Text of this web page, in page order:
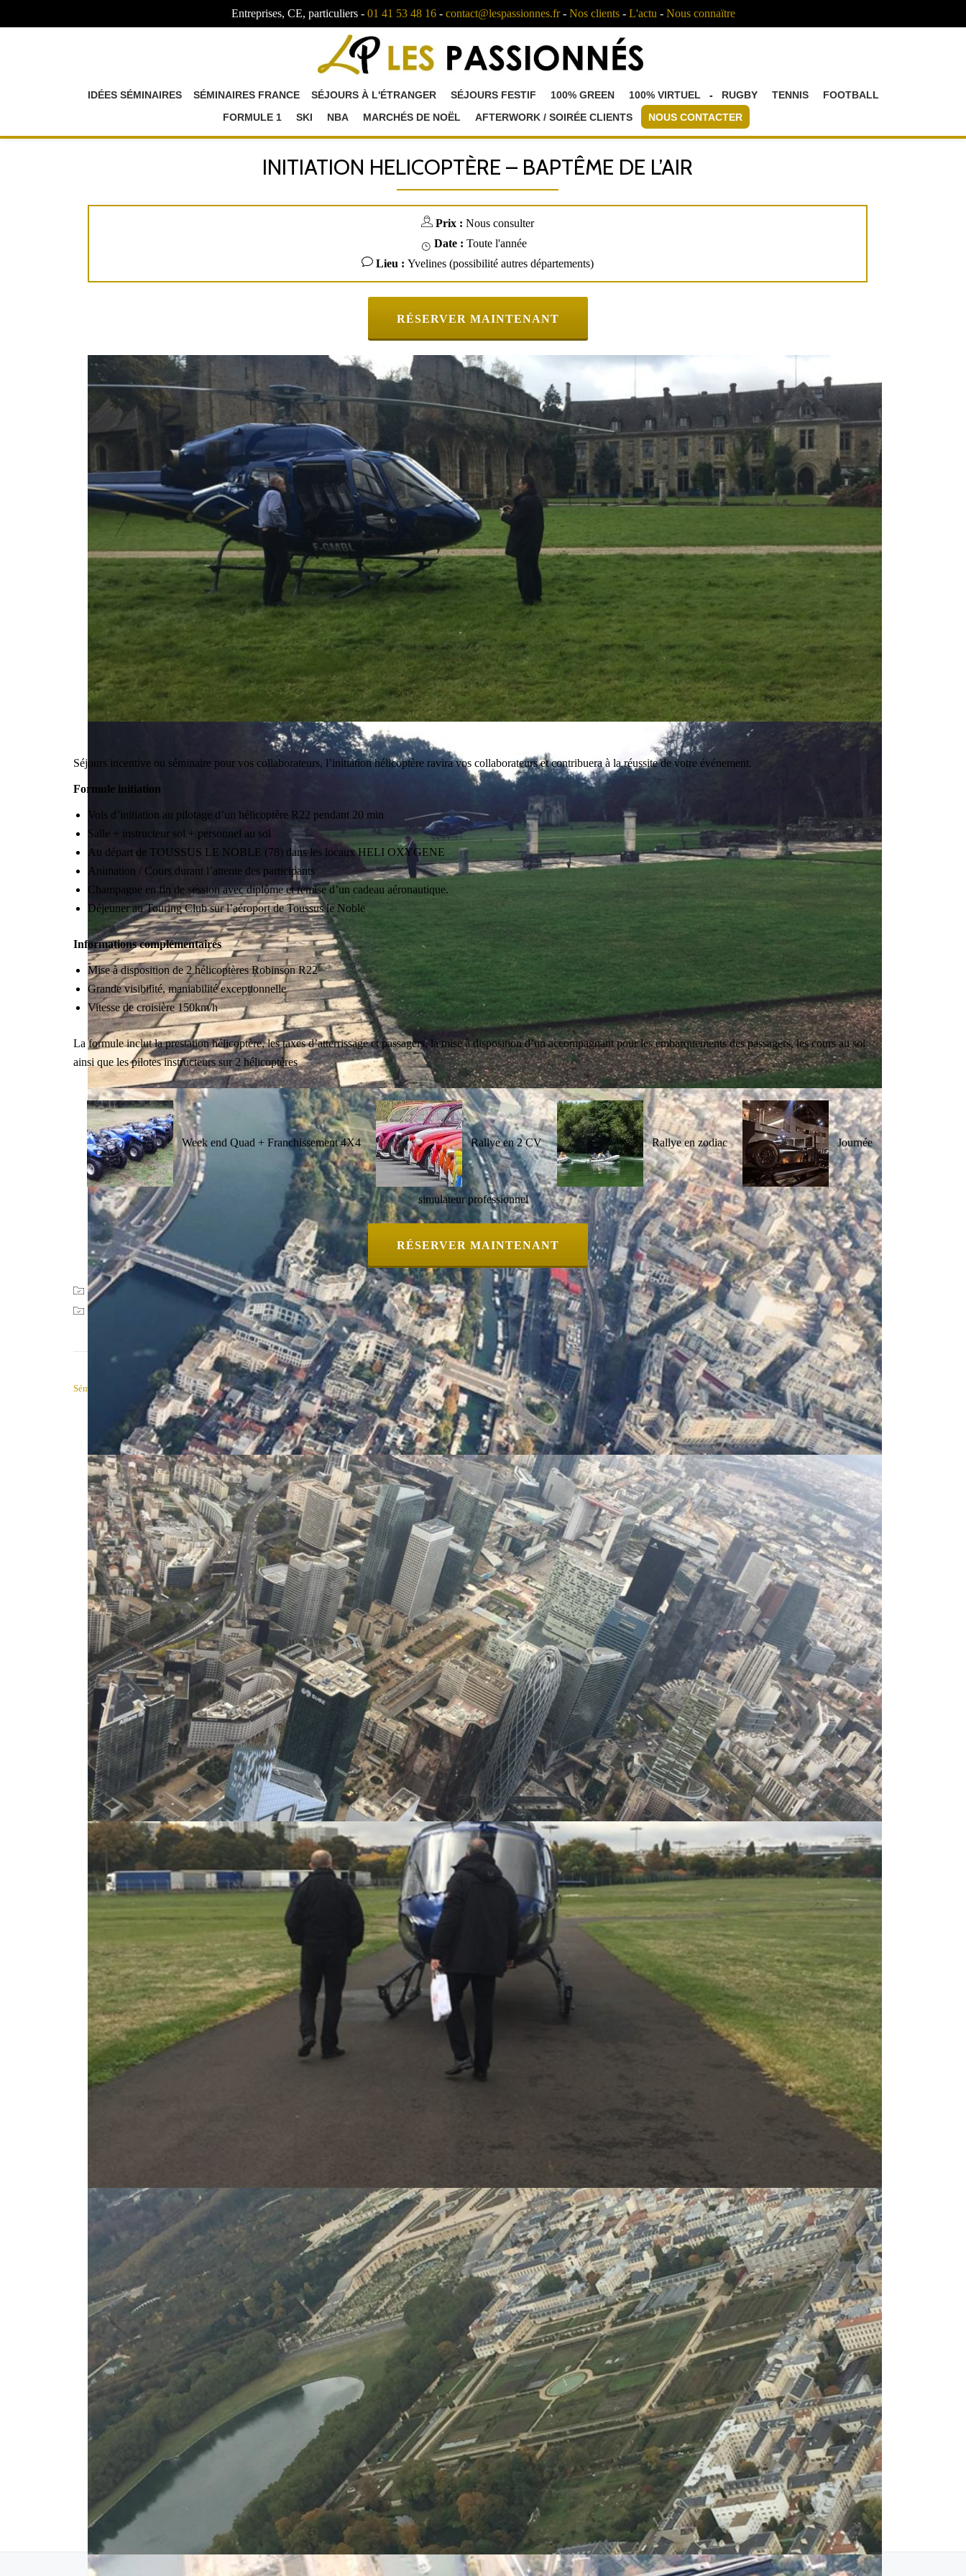
Entreprises, CE, particuliers - 01 41 53 48 16- contact@lespassionnes.fr- Nos clients- L'actu - Nous connaïtre
IDÉES SÉMINAIRES SÉMINAIRES FRANCE SÉJOURS À L'ÉTRANGER SÉJOURS FESTIF 100% GREEN 100% VIRTUEL - RUGBY TENNIS
FOOTBALL
FORMULE 1
SKI NBA MARCHÉS DE NOËL AFTERWORK / SOIRÉE CLIENTS NOUS CONTACTER
INITIATION HELICOPTÈRE – BAPTÊME DE L’AIR
Prix : Nous consulter
Date : Toute l'année
Lieu : Yvelines (possibilité autres départements)
RÉSERVER MAINTENANT
Séjours incentive ou séminaire pour vos collaborateurs, l’initiation hélicoptère ravira vos collaborateurs et contribuera à la réussite de votre événement.
Formule initiation
Vols d’initiation au pilotage d’un hélicoptère R22 pendant 20 min
Salle + instructeur sol + personnel au sol
Au départ de TOUSSUS LE NOBLE (78) dans les locaux HELI OXYGENE
Animation / Cours durant l’attente des participants
Champagne en fin de session avec diplôme et remise d’un cadeau aéronautique.
Déjeuner au Touring Club sur l’aéroport de Toussus le Noble
Informations complémentaires
Mise à disposition de 2 hélicoptères Robinson R22
Grande visibilité, maniabilité exceptionnelle
Vitesse de croisière 150km/h
La formule inclut la prestation hélicoptère, les taxes d’atterrissage et passagers, la mise à disposition d’un accompagnant pour les embarquements des passagers, les cours au sol
ainsi que les pilotes instructeurs sur 2 hélicoptères
Week end Quad + Franchissement 4X4 Rallye en 2 CV Rallye en zodiac Journée
simulateur professionnel
RÉSERVER MAINTENANT
Publié dans Idée séminaire entreprise,Séminaire entreprise, Teambuilding et Cadeau client
Tag :
Incentive et teambuilding,Sport mécanique
NAVIGATION DE L’ARTICLE
Séminaire original et insolite à Madrid Séjour ski entreprise et CSE – Les Arcs 1800